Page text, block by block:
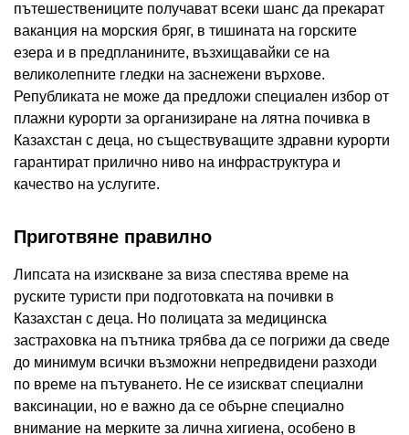
пътешествениците получават всеки шанс да прекарат
ваканция на морския бряг, в тишината на горските
езера и в предпланините, възхищавайки се на
великолепните гледки на заснежени върхове.
Републиката не може да предложи специален избор от
плажни курорти за организиране на лятна почивка в
Казахстан с деца, но съществуващите здравни курорти
гарантират прилично ниво на инфраструктура и
качество на услугите.
Приготвяне правилно
Липсата на изискване за виза спестява време на
руските туристи при подготовката на почивки в
Казахстан с деца. Но полицата за медицинска
застраховка на пътника трябва да се погрижи да сведе
до минимум всички възможни непредвидени разходи
по време на пътуването. Не се изискват специални
ваксинации, но е важно да се обърне специално
внимание на мерките за лична хигиена, особено в